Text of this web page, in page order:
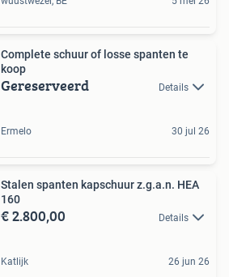
Complete schuur of losse spanten te
koop
Gereserveerd Details
Ermelo 30 jul 26
Stalen spanten kapschuur z.g.a.n. HEA
160
€ 2.800,00 Details
Katlijk 26 jun 26